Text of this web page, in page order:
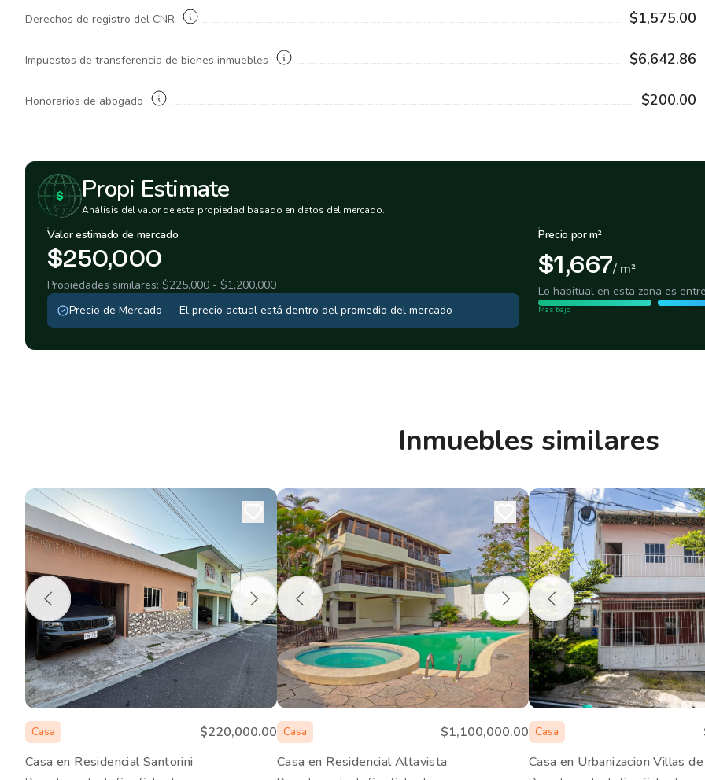
Derechos de registro del CNR $1,575.00
Impuestos de transferencia de bienes inmuebles $6,642.86
Honorarios de abogado $200.00
Propi Estimate
Análisis del valor de esta propiedad basado en datos del mercado.
Valor estimado de mercado
$250,000
Propiedades similares: $225,000 - $1,200,000
Precio de Mercado — El precio actual está dentro del promedio del mercado
Precio por m²
$1,667/ m²
Lo habitual en esta zona es entre
Más bajo
Inmuebles similares
Casa
$220,000.00
Casa en Residencial Santorini
Casa
$1,100,000.00
Casa en Residencial Altavista
Casa
Casa en Urbanizacion Villas